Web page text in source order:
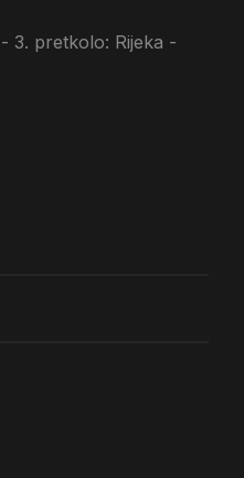
3. pretkolo: Rijeka -